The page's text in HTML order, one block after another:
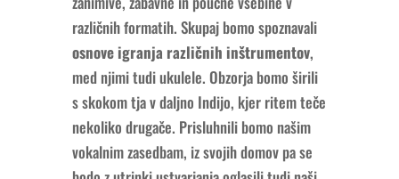
različnih formatih. Skupaj bomo spoznavali
osnove igranja različnih inštrumentov,
med njimi tudi ukulele. Obzorja bomo širili
s skokom tja v daljno Indijo, kjer ritem teče
nekoliko drugače. Prisluhnili bomo našim
vokalnim zasedbam, iz svojih domov pa se